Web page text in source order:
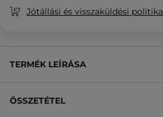
Jótállási és visszaküldési politika
TERMÉK LEÍRÁSA
ÖSSZETÉTEL